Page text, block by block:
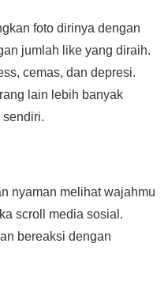
foto dirinya dengan
jumlah like yang diraih.
cemas, dan depresi.
lain lebih banyak
nyaman melihat wajahmu
scroll media sosial.
bereaksi dengan